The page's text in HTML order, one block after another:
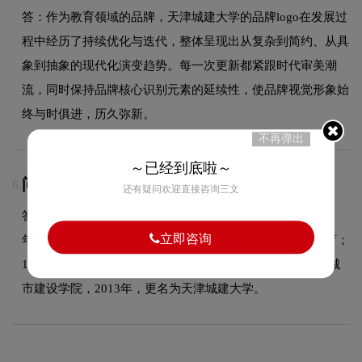
答：作为教育领域的品牌，天津城建大学的品牌logo在发展过
程中经历了持续优化与迭代，整体呈现出从复杂到简约、从具
象到抽象的现代化演变趋势。每一次更新都紧跟时代审美潮
流，同时保持品牌核心识别元素的延续性，使品牌视觉形象始
终与时俱进，历久弥新。
6. 问：天津城建大学logo的设计含义是什么？
答：天津城建大学是天津市属普通高等学校，始建于1978
年，前身为天津大学第四分校，依托天津大学开办本科教育；
1979年，更名为天津大学建筑分校，1987年，更名为天津城
市建设学院，2013年，更名为天津城建大学。
不再弹出
～已经到底啦～
还有疑问欢迎直接咨询三文
立即咨询